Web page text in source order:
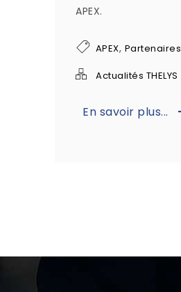
APEX.
APEX, Partenaires
Actualités THELYS
En savoir plus...